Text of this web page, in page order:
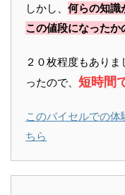
しかし、 何らの知識
この値段になった
２０枚程度もあり
ったので、 短時間
このバイセルでの体
ちら